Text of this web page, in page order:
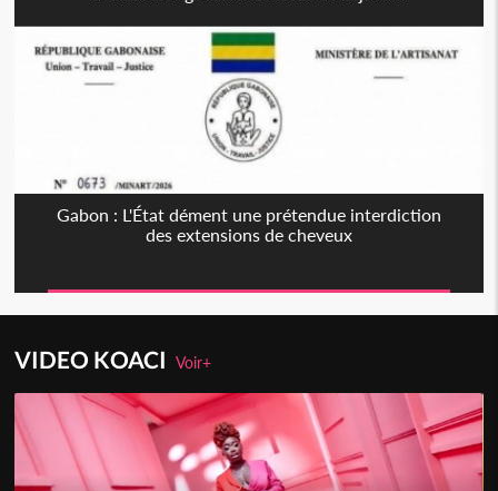
Gabon : L'État dément une prétendue interdiction
des extensions de cheveux
VIDEO KOACIVoir+